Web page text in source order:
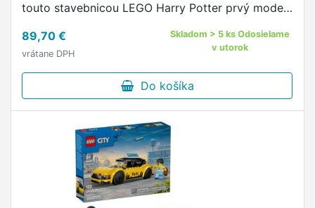
touto stavebnicou LEGO Harry Potter prvý model
Dary smrti Lenka …
89,70 €
vrátane DPH
Skladom > 5 ks Odosielame
v utorok
Do košíka